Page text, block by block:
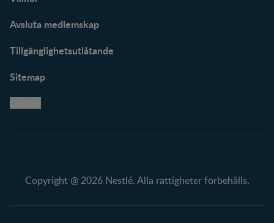
Avsluta medlemskap
Tillgänglighetsutlåtande
Sitemap
Copyright @ 2026 Nestlé. Alla rättigheter förbehålls.